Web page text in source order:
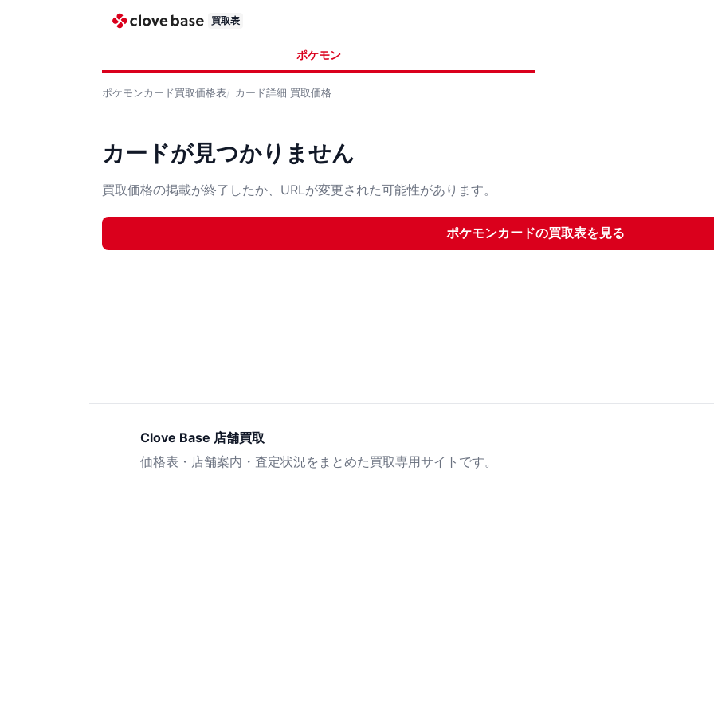
買取表
ポケモン
ポケモンカード買取価格表 カード詳細 買取価格
カードが見つかりません
買取価格の掲載が終了したか、URLが変更された可能性があります。
ポケモンカードの買取表を見る
Clove Base 店舗買取
価格表・店舗案内・査定状況をまとめた買取専用サイトです。